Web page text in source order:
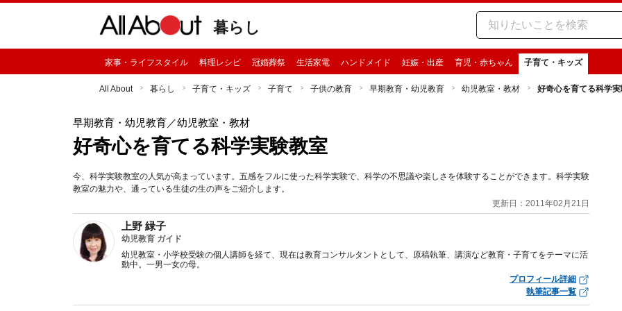
暮らし
家事・ライフスタイル 料理レシピ 冠婚葬祭 生活家電 ハンドメイド 妊娠・出産 育児・赤ちゃん 子育て・キッズ
All About 暮らし 子育て・キッズ 子育て 子供の教育 早期教育・幼児教育 幼児教室・教材 好奇心を育てる科学
早期教育・幼児教育／幼児教室・教材
好奇心を育てる科学実験教室
今、科学実験教室の人気が高まっています。五感をフルに使った科学実験で、科学の不思議や楽しさを体験することができます。科学実験
教室の魅力や、通っている生徒の生の声をご紹介します。
更新日：2011年02月21日
上野 緑子
幼児教育 ガイド
幼児教室・小学校受験の個人講師を経て、現在は教育コンサルタントとして、原稿執筆、講演など教育・子育てをテーマに活
動中。一男一女の母。
プロフィール詳細
執筆記事一覧